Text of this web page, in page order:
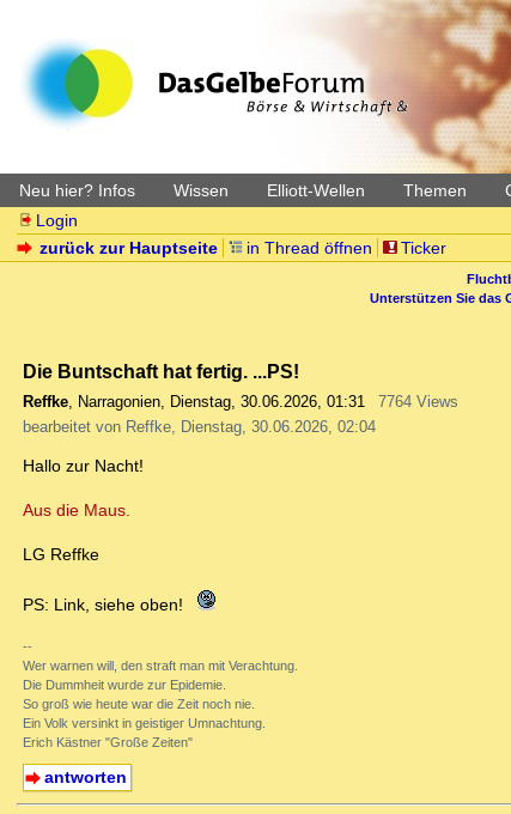
Neu hier? Infos Wissen Elliott-Wellen Themen
Login
zurück zur Hauptseite
in Thread öffnen Ticker
Unterstützen Sie das
Die Buntschaft hat fertig. ...PS!
Reffke, Narragonien, Dienstag, 30.06.2026, 01:31
7764 Views
bearbeitet von Reffke, Dienstag, 30.06.2026, 02:04
Hallo zur Nacht!
Aus die Maus.
LG Reffke
PS: Link, siehe oben!
--
Wer warnen will, den straft man mit Verachtung.
Die Dummheit wurde zur Epidemie.
So groß wie heute war die Zeit noch nie.
Ein Volk versinkt in geistiger Umnachtung.
Erich Kästner "Große Zeiten"
antworten